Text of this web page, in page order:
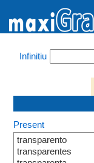
Infinitiu
Present
transparento
transparentes